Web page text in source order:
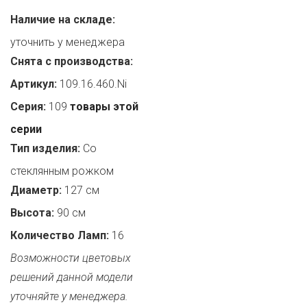
Наличие на складе:
уточнить у менеджера
Снята с производства:
Артикул: 109.16.460.Ni
Серия: 109 товары этой
серии
Тип изделия: Со
стеклянным рожком
Диаметр: 127 см
Высота: 90 см
Количество Ламп: 16
Возможности цветовых
решений данной модели
уточняйте у менеджера.